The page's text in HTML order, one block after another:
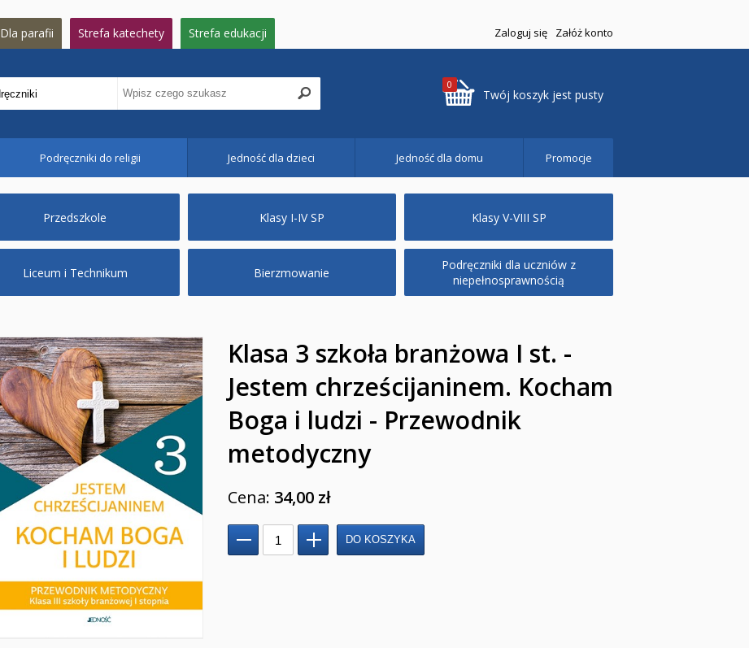
Dla parafii Strefa katechety Strefa edukacji Zaloguj się Załóż konto
0
Twój koszyk jest pusty
Podręczniki do religii Jedność dla dzieci Jedność dla domu Promocje
Przedszkole Klasy I-IV SP Klasy V-VIII SP
Liceum i Technikum Bierzmowanie
Podręczniki dla uczniów z
niepełnosprawnością
Klasa 3 szkoła branżowa I st. -
Jestem chrześcijaninem. Kocham
Boga i ludzi - Przewodnik
metodyczny
Cena: 34,00 zł